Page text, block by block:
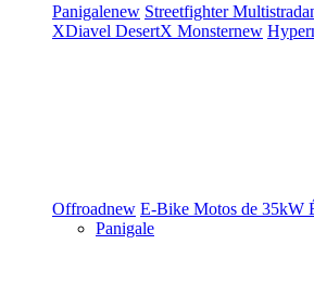
Panigalenew StreetfighterMultistrada
XDiavel DesertX Monsternew
Offroadnew E-Bike Motos de 35kW
Panigale